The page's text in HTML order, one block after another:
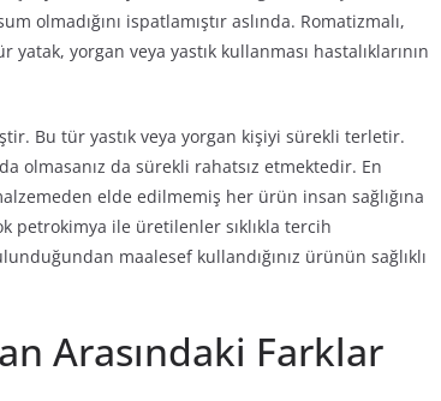
olmadığını ispatlamıştır aslında. Romatizmalı,
yorgan veya yastık kullanması hastalıklarının
Bu tür yastık veya yorgan kişiyi sürekli terletir.
olmasanız da sürekli rahatsız etmektedir. En
elde edilmemiş her ürün insan sağlığına
petrokimya ile üretilenler sıklıkla tercih
maalesef kullandığınız ürünün sağlıklı
Arasındaki Farklar